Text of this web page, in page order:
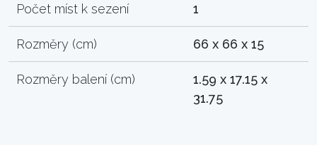
Počet míst k sezení 1
Rozměry (cm) 66 x 66 x 15
Rozměry balení (cm)
1.59 x 17.15 x
31.75